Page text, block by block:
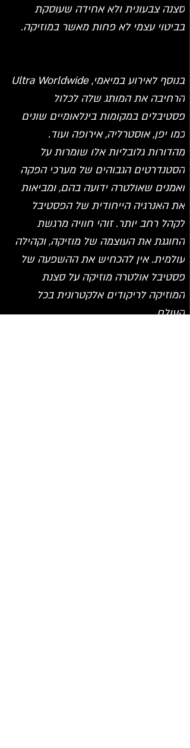
סצנה צבעונית ולא אחידה שעוסקת
בביטוי עצמי לא פחות מאשר במוזיקה.
הרחיבה את המותג שלה לכלול
פסטיבלים במקומות בינלאומיים שונים
כמו יפן, אוסטרליה, אירופה ועוד.
מהדורות גלובליות אלו שומרות על
הסטנדרטים הגבוהים של מערכי הפקה
ואמנים שאולטרה ידועה בהם, ומביאות
את האנרגיה הייחודית של הפסטיבל
לקהל רחב יותר. זוהי חוויה מרגשת
החוגגת את העוצמה של מוזיקה, וקהילה
עולמית. אין להכחיש את ההשפעה של
פסטיבל אולטרה מוזיקה על סצנת
המוזיקה לריקודים אלקטרונית בכל
העולם.